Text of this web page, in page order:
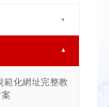
與 Rich
輯日程：4 階
驟快速自我健
7 個步驟實戰教
容品質核心與
完整教學:寫
教學 | SEO +
學：7 步驟讓
）管理
略：從負評處理
▾
、描述到
教學 ｜ 電商商
▾
範化網址完整教